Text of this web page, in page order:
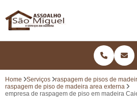
Home Serviços
raspagem de pisos de
raspagem de piso de madeira area externa
empresa de raspagem de piso em madeira